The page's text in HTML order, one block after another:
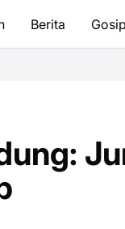
Berita Gosip